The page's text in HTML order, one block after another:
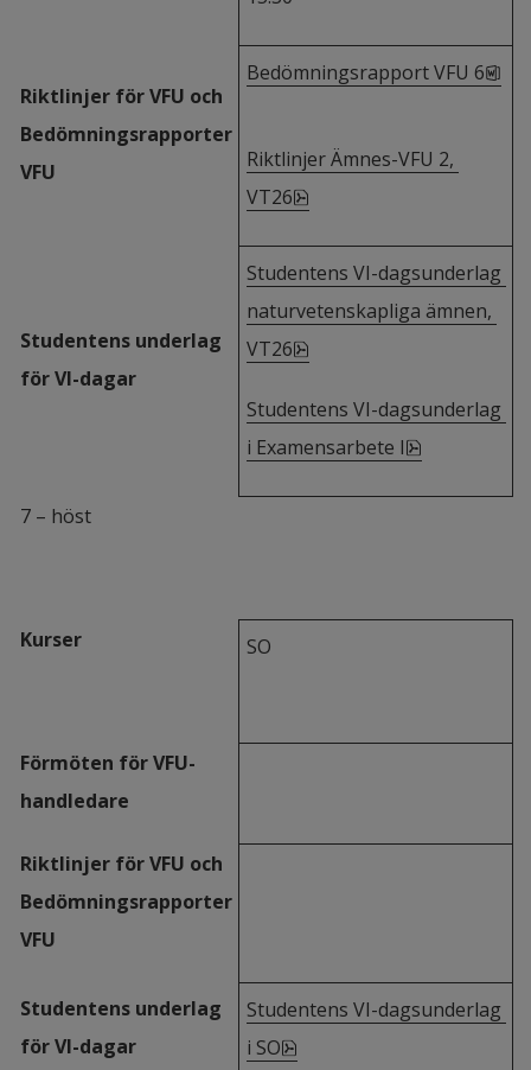
Riktlinjer för VFU och
Bedömningsrapporter
VFU
Bedömningsrapport VFU 6
Riktlinjer Ämnes-VFU 2,
VT26
Studentens underlag
för VI-dagar
Studentens VI-dagsunderlag
naturvetenskapliga ämnen,
VT26
Studentens VI-dagsunderlag
i Examensarbete I
7 – höst
Kurser SO
Förmöten för VFU-
handledare
Riktlinjer för VFU och
Bedömningsrapporter
VFU
Studentens underlag
för VI-dagar
Studentens VI-dagsunderlag
i SO